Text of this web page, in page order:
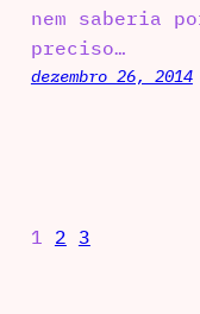
nem saberia
preciso…
dezembro 26, 2014
1 2 3